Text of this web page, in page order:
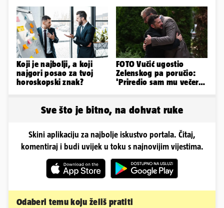
ovako sad izgleda
Koji je najbolji, a koji
najgori posao za tvoj
horoskopski znak?
FOTO Vučić ugostio
Zelenskog pa poručio:
'Priredio sam mu večeru
Sve što je bitno, na dohvat ruke
Skini aplikaciju za najbolje iskustvo portala. Čitaj,
komentiraj i budi uvijek u toku s najnovijim vijestima.
Odaberi temu koju želiš pratiti